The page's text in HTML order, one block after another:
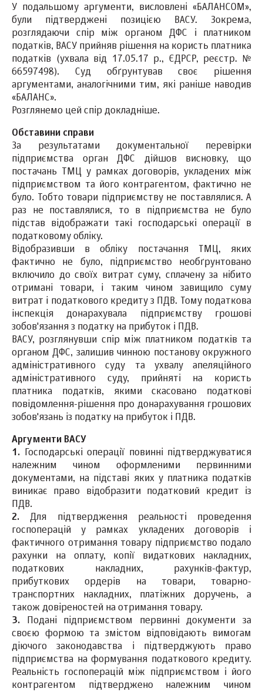
У подальшому аргументи, висловлені «БАЛАНСОМ»,
були підтверджені позицією ВАСУ. Зокрема,
розглядаючи спір між органом ДФС і платником
податків, ВАСУ прийняв рішення на користь платника
податків (ухвала від 17.05.17 р., ЄДРСР, реєстр. №
66597498). Суд обґрунтував своє рішення
аргументами, аналогічними тим, які раніше наводив
«БАЛАНС».
Розглянемо цей спір докладніше.
Обставини справи
За результатами документальної перевірки
підприємства орган ДФС дійшов висновку, що
постачань ТМЦ у рамках договорів, укладених між
підприємством та його контрагентом, фактично не
було. Тобто товари підприємству не поставлялися. А
раз не поставлялися, то в підприємства не було
підстав відображати такі господарські операції в
податковому обліку.
Відобразивши в обліку постачання ТМЦ, яких
фактично не було, підприємство необґрунтовано
включило до своїх витрат суму, сплачену за нібито
отримані товари, і таким чином завищило суму
витрат і податкового кредиту з ПДВ. Тому податкова
інспекція донарахувала підприємству грошові
зобов'язання з податку на прибуток і ПДВ.
ВАСУ, розглянувши спір між платником податків та
органом ДФС, залишив чинною постанову окружного
адміністративного суду та ухвалу апеляційного
адміністративного суду, прийняті на користь
платника податків, якими скасовано податкові
повідомлення-рішення про донарахування грошових
зобов'язань із податку на прибуток і ПДВ.
Аргументи ВАСУ
1.
Господарські операції повинні підтверджуватися
належним чином оформленими первинними
документами, на підставі яких у платника податків
виникає право відобразити податковий кредит із
ПДВ.
2.Для підтвердження реальності проведення
госпоперацій у рамках укладених договорів і
фактичного отримання товару підприємство подало
рахунки на оплату, копії видаткових накладних,
податкових накладних, рахунків-фактур,
прибуткових ордерів на товари, товарно-
транспортних накладних, платіжних доручень, а
також довіреностей на отримання товару.
3. Подані підприємством первинні документи за
своєю формою та змістом відповідають вимогам
діючого законодавства і підтверджують право
підприємства на формування податкового кредиту.
Реальність госпоперацій між підприємством і його
контрагентом підтверджено належним чином